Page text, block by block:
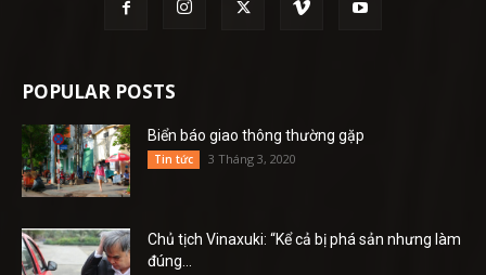
POPULAR POSTS
Biển báo giao thông thường gặp
Tin tức 3 Tháng 3, 2020
Chủ tịch Vinaxuki: “Kể cả bị phá sản nhưng làm
đúng...